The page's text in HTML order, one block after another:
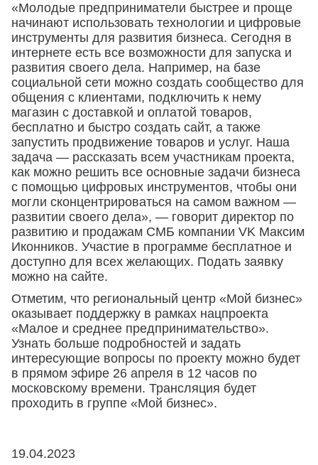
«Молодые предприниматели быстрее и проще
начинают использовать технологии и цифровые
инструменты для развития бизнеса. Сегодня в
интернете есть все возможности для запуска и
развития своего дела. Например, на базе
социальной сети можно создать сообщество для
общения с клиентами, подключить к нему
магазин с доставкой и оплатой товаров,
бесплатно и быстро создать сайт, а также
запустить продвижение товаров и услуг. Наша
задача — рассказать всем участникам проекта,
как можно решить все основные задачи бизнеса
с помощью цифровых инструментов, чтобы они
могли сконцентрироваться на самом важном —
развитии своего дела», — говорит директор по
развитию и продажам СМБ компании VK Максим
Иконников. Участие в программе бесплатное и
доступно для всех желающих. Подать заявку
можно на сайте.
Отметим, что региональный центр «Мой бизнес»
оказывает поддержку в рамках нацпроекта
«Малое и среднее предпринимательство».
Узнать больше подробностей и задать
интересующие вопросы по проекту можно будет
в прямом эфире 26 апреля в 12 часов по
московскому времени. Трансляция будет
проходить в группе «Мой бизнес».
19.04.2023